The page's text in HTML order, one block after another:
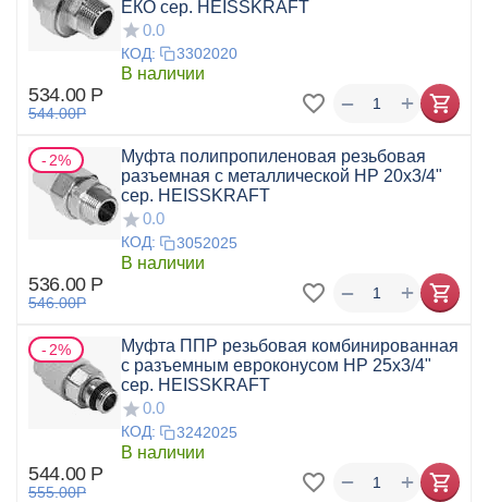
ЕКО сер. HEISSKRAFT
0.0
КОД: 3302020
В наличии
534.00 Р
544.00Р +
−
2%
Муфта полипропиленовая резьбовая
разъемная с металлической НР 20х3/4"
сер. HEISSKRAFT
0.0
КОД: 3052025
В наличии
536.00 Р
546.00Р +
−
2%
Муфта ППР резьбовая комбинированная
с разъемным евроконусом НР 25x3/4"
сер. HEISSKRAFT
0.0
КОД: 3242025
В наличии
544.00 Р
555.00Р +
−